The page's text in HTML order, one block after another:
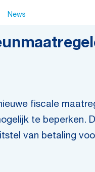
News
fiscale
te beperken.
van betaling